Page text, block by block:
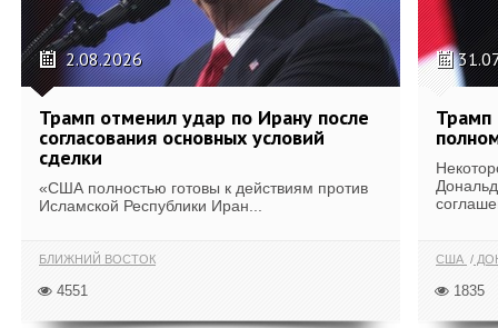
2.08.2026
Трамп отменил удар по Ирану после
согласования основных условий
сделки
«США полностью готовы к действиям против
Исламской Республики Иран...
БЛИЖНИЙ ВОСТОК
4551
Трамп
США
1835